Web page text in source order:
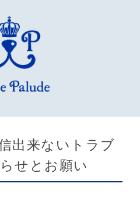
出来ないトラブ
せとお願い